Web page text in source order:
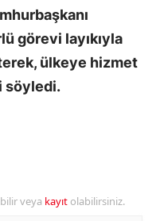
görevi layıkıyla
ülkeye hizmet
söyledi.
veya kayıt olabilirsiniz.